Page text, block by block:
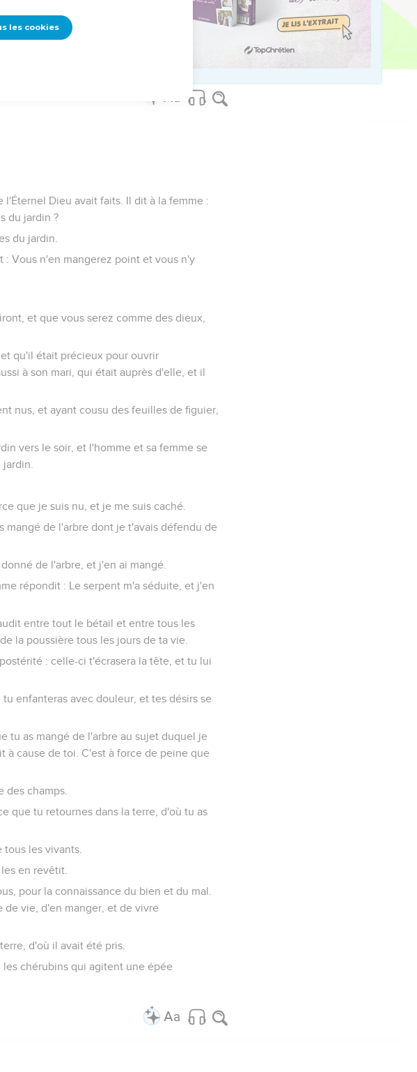
à sa femme, et ils deviendront une seule
honte.
l'Éternel Dieu avait faits. Il dit à la femme :
du jardin ?
du jardin.
: Vous n'en mangerez point et vous n'y
et que vous serez comme des dieux,
qu'il était précieux pour ouvrir
à son mari, qui était auprès d'elle, et il
nus, et ayant cousu des feuilles de figuier,
vers le soir, et l'homme et sa femme se
que je suis nu, et je me suis caché.
mangé de l'arbre dont je t'avais défendu de
de l'arbre, et j'en ai mangé.
répondit : Le serpent m'a séduite, et j'en
entre tout le bétail et entre tous les
la poussière tous les jours de ta vie.
: celle-ci t'écrasera la tête, et tu lui
enfanteras avec douleur, et tes désirs se
tu as mangé de l'arbre au sujet duquel je
à cause de toi. C'est à force de peine que
des champs.
que tu retournes dans la terre, d'où tu as
les vivants.
en revêtit.
pour la connaissance du bien et du mal.
de vie, d'en manger, et de vivre
d'où il avait été pris.
les chérubins qui agitent une épée
les cookies